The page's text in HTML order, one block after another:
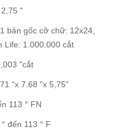
"
bản gốc cỡ chữ: 12x24,
Life: 1.000.000 cắt
"cắt
"x 7.68 "x 5,75"
113 ° FN
đến 113 ° F